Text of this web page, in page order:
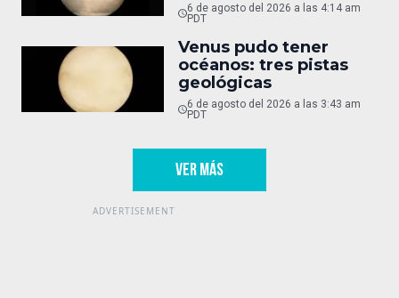
6 de agosto del 2026 a las 4:14 am
PDT
Venus pudo tener
océanos: tres pistas
geológicas
6 de agosto del 2026 a las 3:43 am
PDT
VER MÁS